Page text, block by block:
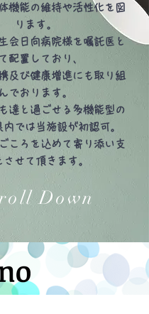
機能の維持や活性化を図
ります。
会日向病院様を嘱託医と
配置しており、
及び健康増進にも取り組
んでおります。
達と過ごせる多機能型の
では当施設が初認可。
ころを込めて寄り添い支
させて頂きます。
Down